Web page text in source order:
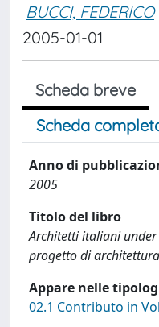
BUCCI, FEDERICO
2005-01-01
Scheda breve
Scheda
Anno di
2005
Titolo del libro
Architetti italiani
progetto di architettura
Appare nelle
02.1 Contributo in